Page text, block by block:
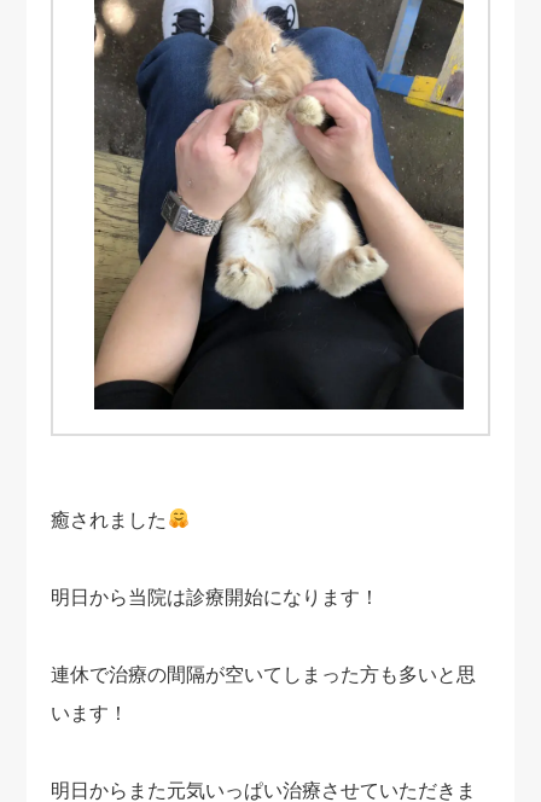
癒されました
明日から当院は診療開始になります！
連休で治療の間隔が空いてしまった方も多いと思
います！
明日からまた元気いっぱい治療させていただきま